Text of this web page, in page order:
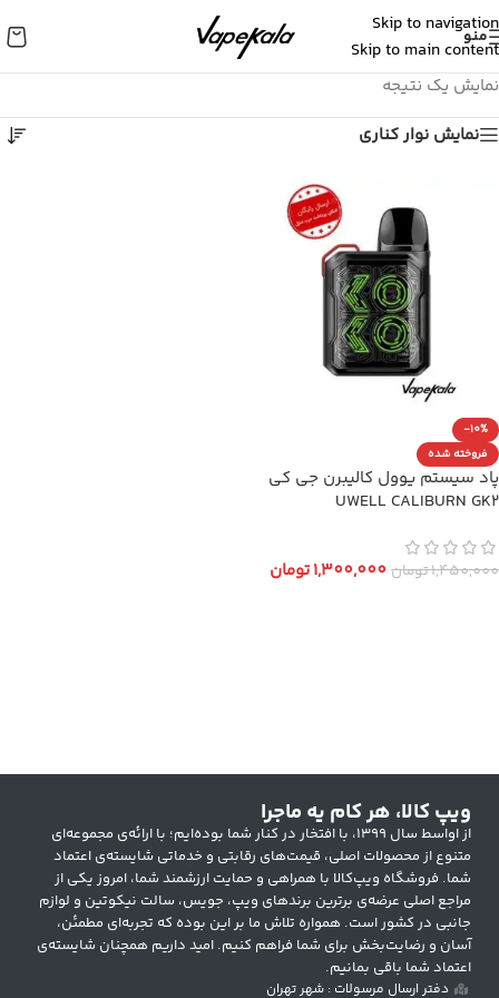
Skip to navigation
Skip to main content
منو
نمایش یک نتیجه
نمایش نوار کناری
-10%
فروخته شده
پاد سیستم یوول کالیبرن جی کی
UWELL CALIBURN GK2
1,450,000تومان 1,300,000تومان
ویپ کالا، هر کام یه ماجرا
از اواسط سال ۱۳۹۹، با افتخار در کنار شما بوده‌ایم؛ با ارائه‌ی مجموعه‌ای
متنوع از محصولات اصلی، قیمت‌های رقابتی و خدماتی شایسته‌ی اعتماد
شما. فروشگاه ویپ‌کالا با همراهی و حمایت ارزشمند شما، امروز یکی از
مراجع اصلی عرضه‌ی برترین برندهای ویپ، جویس، سالت نیکوتین و لوازم
جانبی در کشور است. همواره تلاش ما بر این بوده که تجربه‌ای مطمئن،
آسان و رضایت‌بخش برای شما فراهم کنیم. امید داریم همچنان شایسته‌ی
اعتماد شما باقی بمانیم.
دفتر ارسال مرسولات : شهر تهران